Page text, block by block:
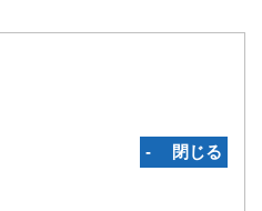
‐ 閉じる